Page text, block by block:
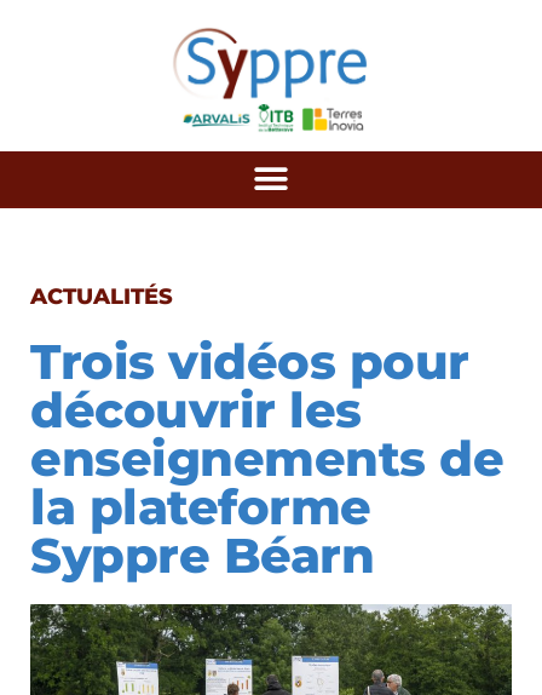
ACTUALITÉS
Trois vidéos pour
découvrir les
enseignements de
la plateforme
Syppre Béarn